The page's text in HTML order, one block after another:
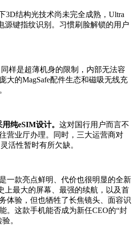
3D结构光技术尚未完全成熟，Ultra
源键指纹识别。习惯刷脸解锁的用户
同样是超薄机身的限制，内部无法容
大的MagSafe配件生态和磁吸无线充
纯eSIM设计。 这对国行用户而言不
业厅办理。同时，三大运营商对
活性暂时有所欠缺。
是一款亮点鲜明、代价也很明显的全新
上最大的屏幕、最强的续航，以及首
体验，但也牺牲了长焦镜头、面容识
。这款手机能否成为新任CEO的“封
。